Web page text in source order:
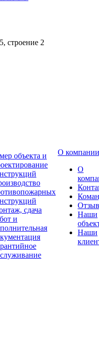
строение 2
объекта и
сдача
и
О компании
О
Наши
Наши